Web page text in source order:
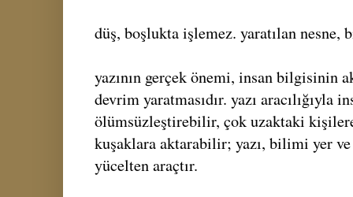
düş, boşlukta işlemez. yaratılan
yazının gerçek önemi, insan bilgisinin
devrim yaratmasıdır. yazı aracılığıyla
ölümsüzleştirebilir, çok uzaktaki
kuşaklara aktarabilir; yazı, bilimi yer ve
yücelten araçtır.